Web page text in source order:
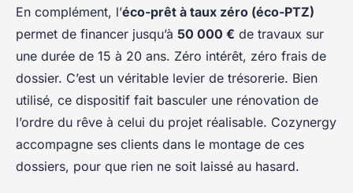
En complément, l’éco-prêt à taux zéro (éco-PTZ)
permet de financer jusqu’à 50 000 € de travaux sur
une durée de 15 à 20 ans. Zéro intérêt, zéro frais de
dossier. C’est un véritable levier de trésorerie. Bien
utilisé, ce dispositif fait basculer une rénovation de
l’ordre du rêve à celui du projet réalisable. Cozynergy
accompagne ses clients dans le montage de ces
dossiers, pour que rien ne soit laissé au hasard.